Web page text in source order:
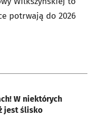
potrwają do 2026
W niektórych
jest ślisko